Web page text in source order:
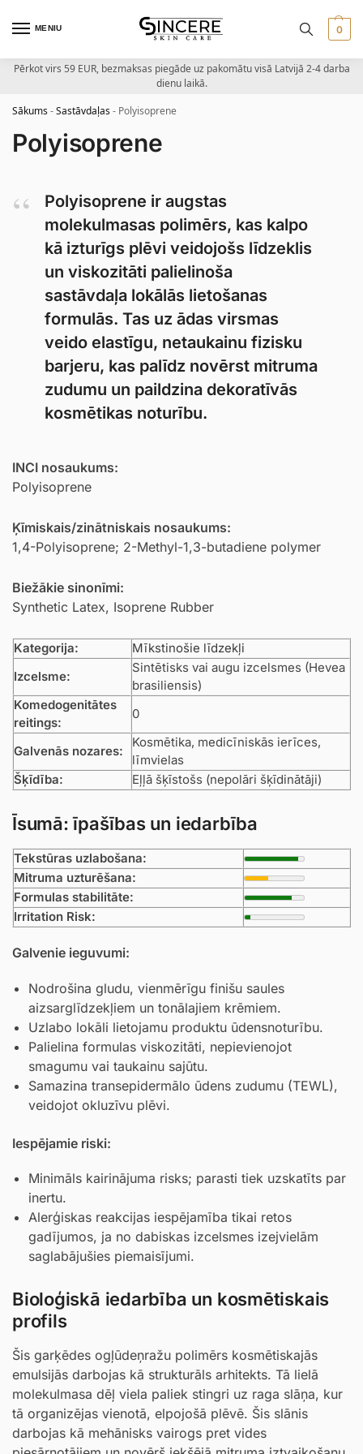
MENIU 0
Pērkot virs 59 EUR, bezmaksas piegāde uz pakomātu visā Latvijā 2-4 darba
dienu laikā.
Sākums-Sastāvdaļas- Polyisoprene
Polyisoprene
Polyisoprene ir augstas
molekulmasas polimērs, kas kalpo
kā izturīgs plēvi veidojošs līdzeklis
un viskozitāti palielinoša
sastāvdaļa lokālās lietošanas
formulās. Tas uz ādas virsmas
veido elastīgu, netaukainu fizisku
barjeru, kas palīdz novērst mitruma
zudumu un paildzina dekoratīvās
kosmētikas noturību.
INCI nosaukums:
Polyisoprene
Ķīmiskais/zinātniskais nosaukums:
1,4-Polyisoprene; 2-Methyl-1,3-butadiene polymer
Biežākie sinonīmi:
Synthetic Latex, Isoprene Rubber
Kategorija:
Mīkstinošie līdzekļi
Izcelsme:
Sintētisks vai augu izcelsmes (Hevea
brasiliensis)
Komedogenitātes
reitings:
0
Galvenās nozares:
Kosmētika, medicīniskās ierīces,
līmvielas
Šķīdība:
Eļļā šķīstošs (nepolāri šķīdinātāji)
Īsumā: īpašības un iedarbība
Tekstūras uzlabošana:
Mitruma uzturēšana:
Formulas stabilitāte:
Irritation Risk:
Galvenie ieguvumi:
Nodrošina gludu, vienmērīgu finišu saules
aizsarglīdzekļiem un tonālajiem krēmiem.
Uzlabo lokāli lietojamu produktu ūdensnoturību.
Palielina formulas viskozitāti, nepievienojot
smagumu vai taukainu sajūtu.
Samazina transepidermālo ūdens zudumu (TEWL),
veidojot okluzīvu plēvi.
Iespējamie riski:
Minimāls kairinājuma risks; parasti tiek uzskatīts par
inertu.
Alerģiskas reakcijas iespējamība tikai retos
gadījumos, ja no dabiskas izcelsmes izejvielām
saglabājušies piemaisījumi.
Bioloģiskā iedarbība un kosmētiskais
profils
Šis garķēdes ogļūdeņražu polimērs kosmētiskajās
emulsijās darbojas kā strukturāls arhitekts. Tā lielā
molekulmasa dēļ viela paliek stingri uz raga slāņa, kur
tā organizējas vienotā, elpojošā plēvē. Šis slānis
darbojas kā mehānisks vairogs pret vides